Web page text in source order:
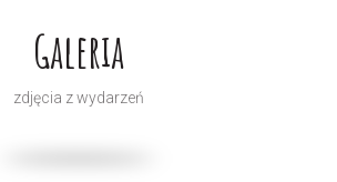
Galeria
zdjęcia z wydarzeń